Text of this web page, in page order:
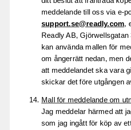
meddelande till oss via e-
support.se@readly.com,
Readly AB,
kan använda mallen för
om ångerrätt nedan, men
att meddelandet ska vara
skickar det före utgången
Mall för meddelande om
Jag meddelar härmed att
som jag ingått för köp av